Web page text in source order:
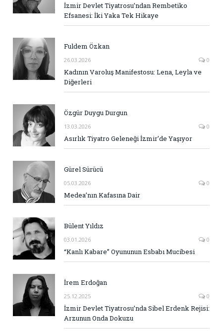
İzmir Devlet Tiyatrosu’ndan Rembetiko
Efsanesi: İki Yaka Tek Hikaye
Fuldem Özkan
26.03.2026 0
Kadının Varoluş Manifestosu: Lena, Leyla ve
Diğerleri
Özgür Duygu Durgun
13.03.2026 0
Asırlık Tiyatro Geleneği İzmir’de Yaşıyor
Gürel Sürücü
05.03.2026 0
Medea’nın Kafasına Dair
Bülent Yıldız
03.01.2026 0
“Kanlı Kabare” Oyununun Esbabı Mucibesi
İrem Erdoğan
25.12.2025 0
İzmir Devlet Tiyatrosu’nda Sibel Erdenk Rejisi:
Arzunun Onda Dokuzu